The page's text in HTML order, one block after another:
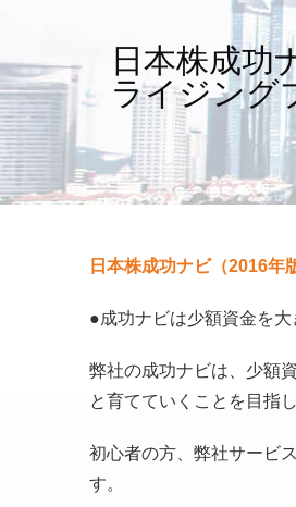
日本株成功
ライジング
日本株成功ナビ（2016年
●成功ナビは少額資金を大
弊社の成功ナビは、少額
と育てていくことを目指
初心者の方、弊社サービ
す。